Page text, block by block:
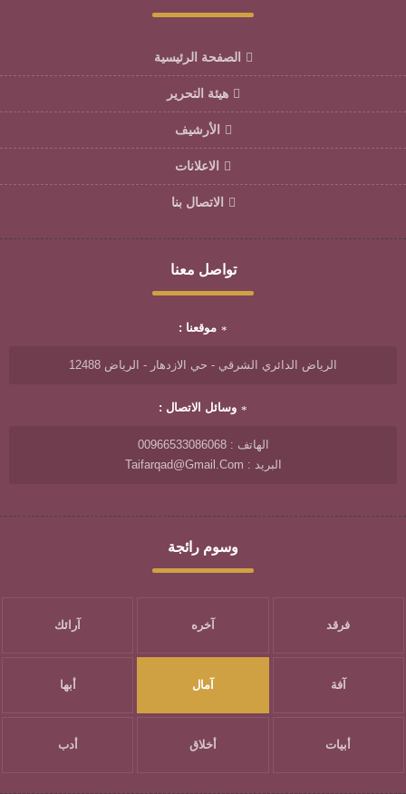
الصفحة الرئيسية
هيئة التحرير
الأرشيف
الاعلانات
الاتصال بنا
تواصل معنا
موقعنا :
الرياض الدائري الشرقي - حي الازدهار - الرياض 12488
وسائل الاتصال :
الهاتف : 00966533086068
البريد : Taifarqad@gmail.com
وسوم رائجة
فرقد آخره آرائك
آفة آمال أبها
أبيات أخلاق أدب